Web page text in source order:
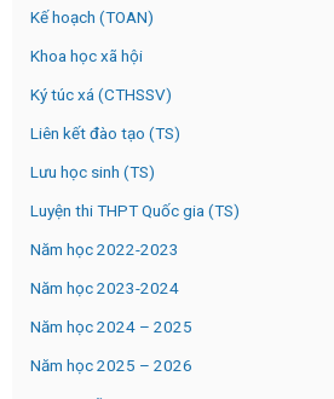
Kế hoạch (TOAN)
Khoa học xã hội
Ký túc xá (CTHSSV)
Liên kết đào tạo (TS)
Lưu học sinh (TS)
Luyện thi THPT Quốc gia (TS)
Năm học 2022-2023
Năm học 2023-2024
Năm học 2024 – 2025
Năm học 2025 – 2026